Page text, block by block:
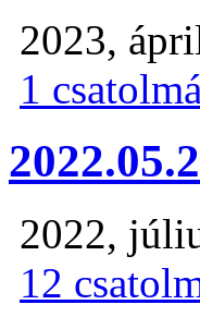
2023,
1
2022,
12